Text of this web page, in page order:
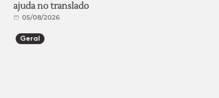
ajuda no translado
05/08/2026
Geral